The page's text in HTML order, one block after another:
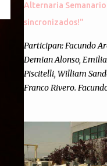
Alternaria Semanario
sincronizados!"
Participan: Facundo
Demian Alonso,
Piscitelli, William
Franco Rivero.
Cincuenta ocasiones
contacto con ustedes
de tecnología más